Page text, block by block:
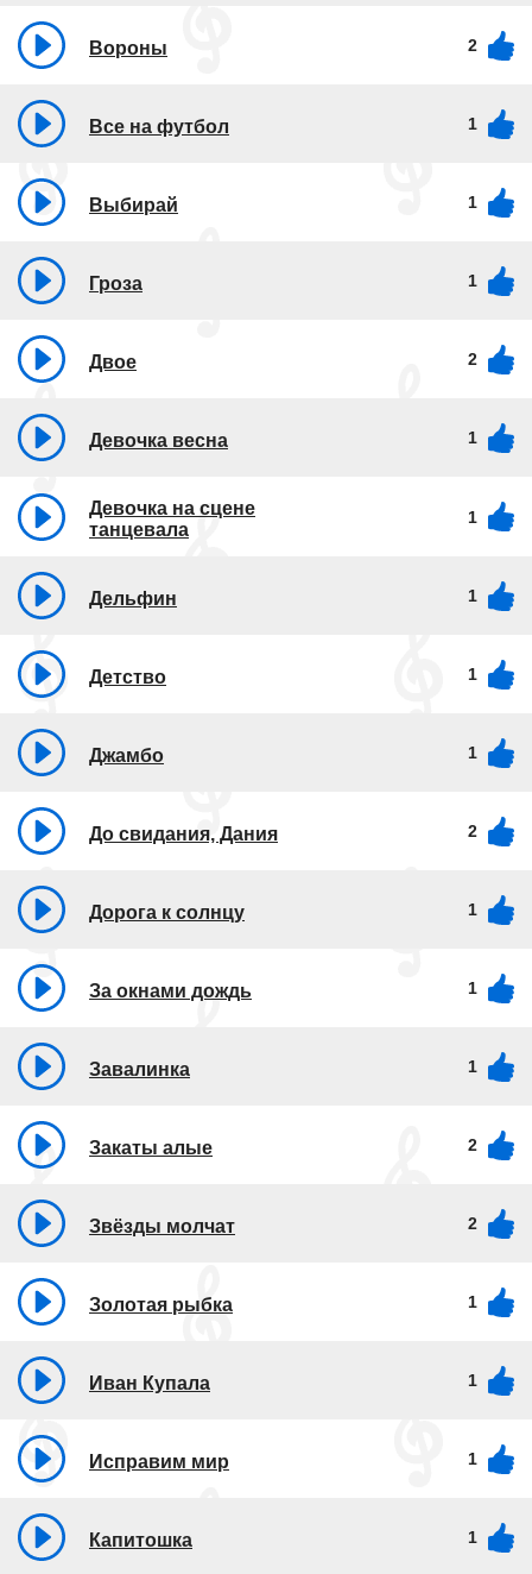
Вороны 2
Все на футбол 1
Выбирай 1
Гроза 1
Двое 2
Девочка весна 1
Девочка на сцене
танцевала
1
Дельфин 1
Детство 1
Джамбо 1
До свидания, Дания 2
Дорога к солнцу 1
За окнами дождь 1
Завалинка 1
Закаты алые 2
Звёзды молчат 2
Золотая рыбка 1
Иван Купала 1
Исправим мир 1
Капитошка 1